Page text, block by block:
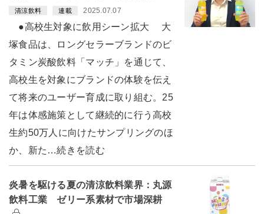
清涼飲料 連載 2025.07.07
●高校生対象に飲用シーン拡大 大
塚食品は、ロングセラーブランドのビ
タミン炭酸飲料「マッチ」を通じて、
高校生を対象にブランドの体験を伝え
て将来のユーザー育成に取り組む。25
年は体感施策として継続的に行う高校
生約50万人に向けたサンプリングのほ
か、新た…続きを読む
炎暑を駆ける夏の清涼飲料業界：丸源
飲料工業 ゼリー系素材で市場深耕